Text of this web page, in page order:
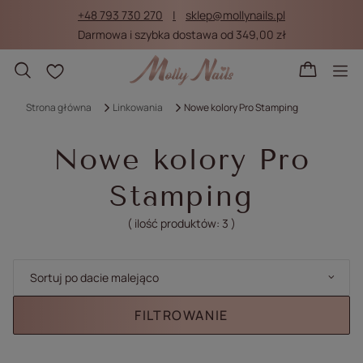
+48 793 730 270
sklep@mollynails.pl
Darmowa i szybka dostawa od 349,00 zł
Listy zakupowe
Strona główna Linkowania Nowe kolory Pro Stamping
Nowe kolory Pro
Stamping
( ilość produktów: 3 )
Zmień sortowanie
Sortuj po dacie malejąco
FILTROWANIE